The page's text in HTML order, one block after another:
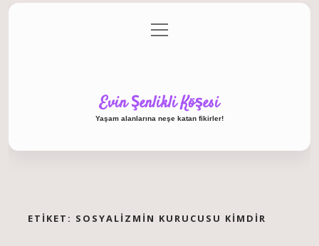
Gizlilik Politikası
menüyü
aç
Evin Şenlikli Köşesi
Yaşam alanlarına neşe katan fikirler!
ETIKET: SOSYALIZMIN KURUCUSU KIMDIR